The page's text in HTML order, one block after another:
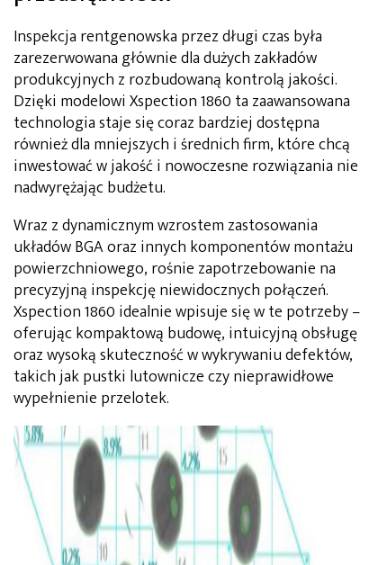
Inspekcja rentgenowska przez długi czas była
zarezerwowana głównie dla dużych zakładów
produkcyjnych z rozbudowaną kontrolą jakości.
Dzięki modelowi Xspection 1860 ta zaawansowana
technologia staje się coraz bardziej dostępna
również dla mniejszych i średnich firm, które chcą
inwestować w jakość i nowoczesne rozwiązania nie
nadwyrężając budżetu.
Wraz z dynamicznym wzrostem zastosowania
układów BGA oraz innych komponentów montażu
powierzchniowego, rośnie zapotrzebowanie na
precyzyjną inspekcję niewidocznych połączeń.
Xspection 1860 idealnie wpisuje się w te potrzeby –
oferując kompaktową budowę, intuicyjną obsługę
oraz wysoką skuteczność w wykrywaniu defektów,
takich jak pustki lutownicze czy nieprawidłowe
wypełnienie przelotek.